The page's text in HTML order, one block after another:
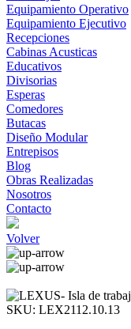
Equipamiento Operativo
Equipamiento Ejecutivo
Recepciones
Cabinas Acusticas
Educativos
Divisorias
Esperas
Comedores
Butacas
Diseño Modular
Entrepisos
Blog
Obras Realizadas
Nosotros
Contacto
Volver
SKU: LEX2112.10.13